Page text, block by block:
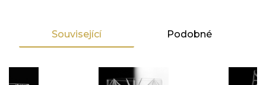
Související Podobné